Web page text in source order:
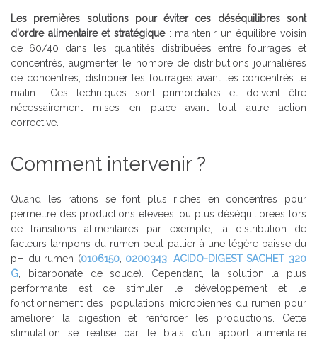
Les premières solutions pour éviter ces déséquilibres sont
d’ordre alimentaire et stratégique: maintenir un équilibre voisin
de 60/40 dans les quantités distribuées entre fourrages et
concentrés, augmenter le nombre de distributions journalières
de concentrés, distribuer les fourrages avant les concentrés le
matin... Ces techniques sont primordiales et doivent être
nécessairement mises en place avant tout autre action
corrective.
Comment intervenir ?
Quand les rations se font plus riches en concentrés pour
permettre des productions élevées, ou plus déséquilibrées lors
de transitions alimentaires par exemple, la distribution de
facteurs tampons du rumen peut pallier à une légère baisse du
pH du rumen (0106150, 0200343, ACIDO-DIGEST SACHET 320
G, bicarbonate de soude). Cependant, la solution la plus
performante est de stimuler le développement et le
fonctionnement des populations microbiennes du rumen pour
améliorer la digestion et renforcer les productions. Cette
stimulation se réalise par le biais d’un apport alimentaire